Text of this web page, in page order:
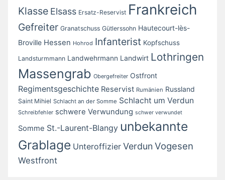
Klasse Elsass Ersatz-Reservist Frankreich
Gefreiter Granatschuss Gütlerssohn Hautecourt-lès-
Broville Hessen Hohrod Infanterist Kopfschuss
Landsturmmann Landwehrmann Landwirt Lothringen
Massengrab Obergefreiter Ostfront
Regimentsgeschichte Reservist Rumänien Russland
Saint Mihiel Schlacht an der Somme Schlacht um Verdun
Schreibfehler schwere Verwundung schwer verwundet
Somme St.-Laurent-Blangy unbekannte
Grablage Unteroffizier Verdun Vogesen
Westfront